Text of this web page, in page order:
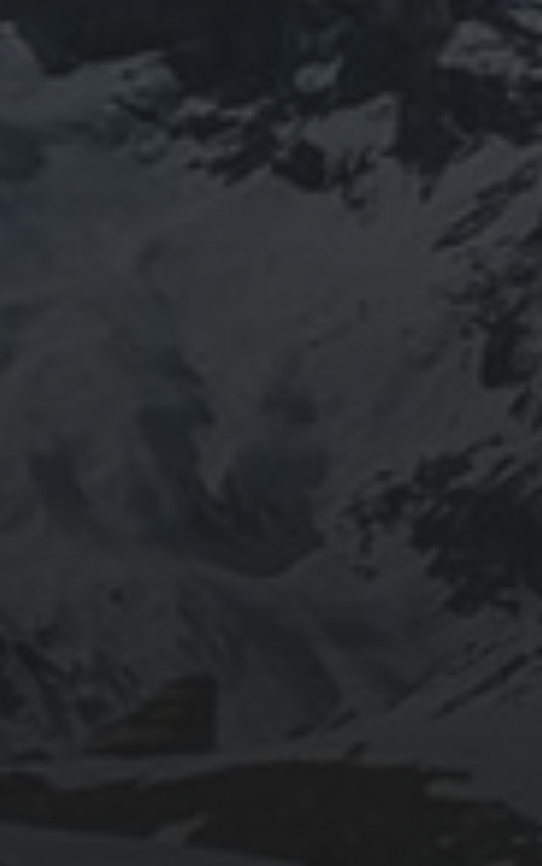
ください。お家に眠っている法螺貝もお引き取りしてご
鍼灸＆整体の出張施術中もやっております。 お気軽に
ご連絡ください。